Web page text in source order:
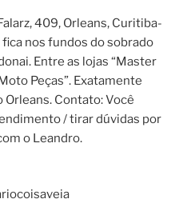
409, Orleans, Curitiba-
fica nos fundos do sobrado
Entre as lojas “Master
Peças”. Exatamente
Contato: Você
/ tirar dúvidas por
o Leandro.